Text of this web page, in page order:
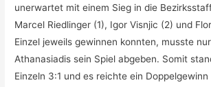
unerwartet mit einem Sieg in die
Marcel Riedlinger (1), Igor Visnjic (2) und
Einzel jeweils gewinnen konnten, musste
Athanasiadis sein Spiel abgeben. Somit
Einzeln 3:1 und es reichte ein Doppelgewinn